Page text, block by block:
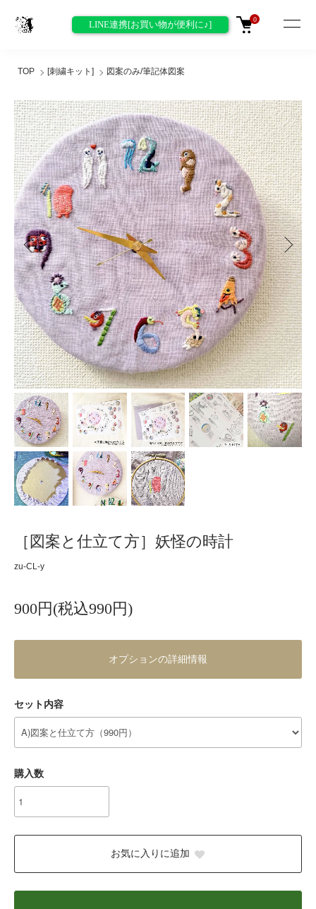
LINE連携[お買い物が便利に♪] 0
TOP [刺繍キット] 図案のみ/筆記体図案
［図案と仕立て方］妖怪の時計
zu-CL-y
900円(税込990円)
オプションの詳細情報
セット内容
購入数
お気に入りに追加